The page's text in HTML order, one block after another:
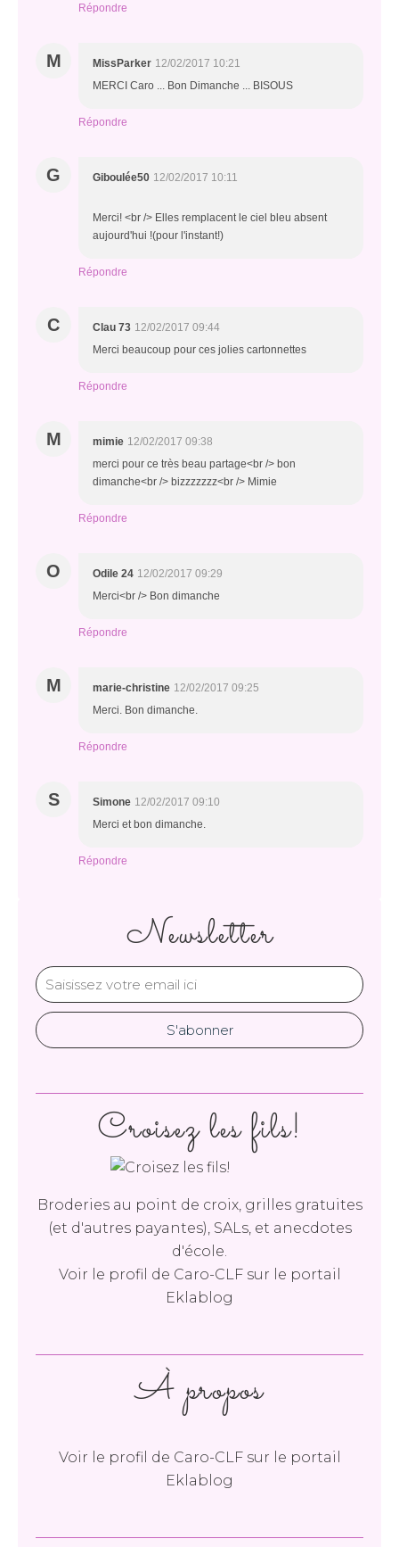
Répondre
M MissParker 12/02/2017 10:21
MERCI Caro ... Bon Dimanche ... BISOUS
Répondre
G Giboulée50 12/02/2017 10:11
Merci! <br /> Elles remplacent le ciel bleu absent
aujourd'hui !(pour l'instant!)
Répondre
C Clau 73 12/02/2017 09:44
Merci beaucoup pour ces jolies cartonnettes
Répondre
M mimie 12/02/2017 09:38
merci pour ce très beau partage<br /> bon
dimanche<br /> bizzzzzzz<br /> Mimie
Répondre
O Odile 24 12/02/2017 09:29
Merci<br /> Bon dimanche
Répondre
M marie-christine 12/02/2017 09:25
Merci. Bon dimanche.
Répondre
S Simone 12/02/2017 09:10
Merci et bon dimanche.
Répondre
Newsletter
Croisez les fils!
Broderies au point de croix, grilles gratuites
(et d'autres payantes), SALs, et anecdotes
d'école.
Voir le profil de Caro-CLFsur le portail
Eklablog
À propos
Voir le profil de Caro-CLFsur le portail
Eklablog